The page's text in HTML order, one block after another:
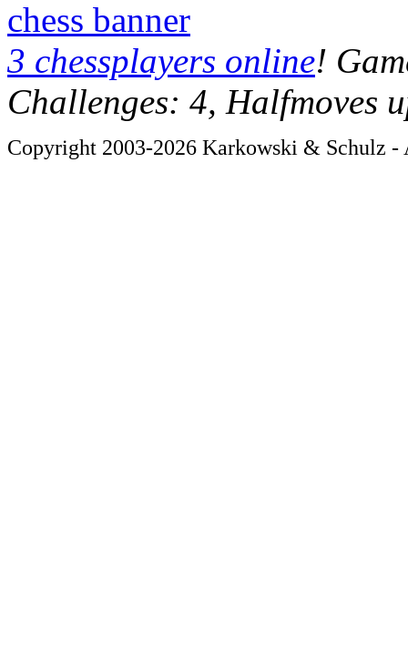
chess banner
3 chessplayers online!
Challenges: 4, Halfmoves
Copyright 2003-2026 Karkowski & Schulz